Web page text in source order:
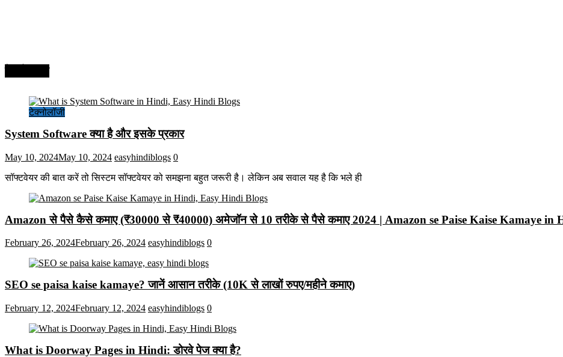
टेक्नोलॉजी
System Software क्या है और इसके प्रकार
May 10, 2024May 10, 2024 easyhindiblogs 0
सॉफ्टवेयर की बात करें तो सिस्टम सॉफ्टवेयर को समझना बहुत जरूरी है। लेकिन अब सवाल यह है कि भले ही
Amazon से पैसे कैसे कमाए (₹30000 से ₹40000) अमेजॉन से 10 तरीके से पैसे कमाए 2024 | Amazon se Paise Kaise Kamaye in
February 26, 2024February 26, 2024 easyhindiblogs 0
SEO se paisa kaise kamaye? जानें आसान तरीके (10K से लाखों रुपए/महीने कमाए)
February 12, 2024February 12, 2024 easyhindiblogs 0
What is Doorway Pages in Hindi: डोरवे पेज क्या है?